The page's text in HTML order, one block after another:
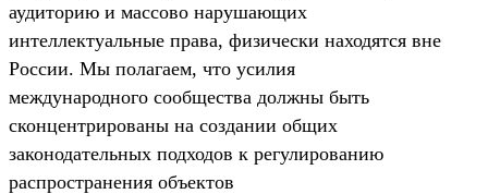
аудиторию и массово нарушающих
интеллектуальные права, физически находятся вне
России. Мы полагаем, что усилия
международного сообщества должны быть
сконцентрированы на создании общих
законодательных подходов к регулированию
распространения объектов